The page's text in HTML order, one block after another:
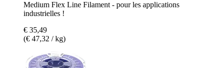
Medium Flex Line Filament - pour les applications
industrielles !
€ 35,49
(€ 47,32 / kg)